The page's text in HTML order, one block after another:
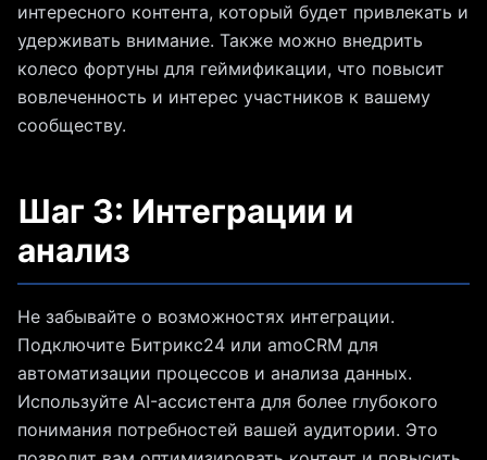
интересного контента, который будет привлекать и
удерживать внимание. Также можно внедрить
колесо фортуны для геймификации, что повысит
вовлеченность и интерес участников к вашему
сообществу.
Шаг 3: Интеграции и
анализ
Не забывайте о возможностях интеграции.
Подключите Битрикс24 или amoCRM для
автоматизации процессов и анализа данных.
Используйте AI-ассистента для более глубокого
понимания потребностей вашей аудитории. Это